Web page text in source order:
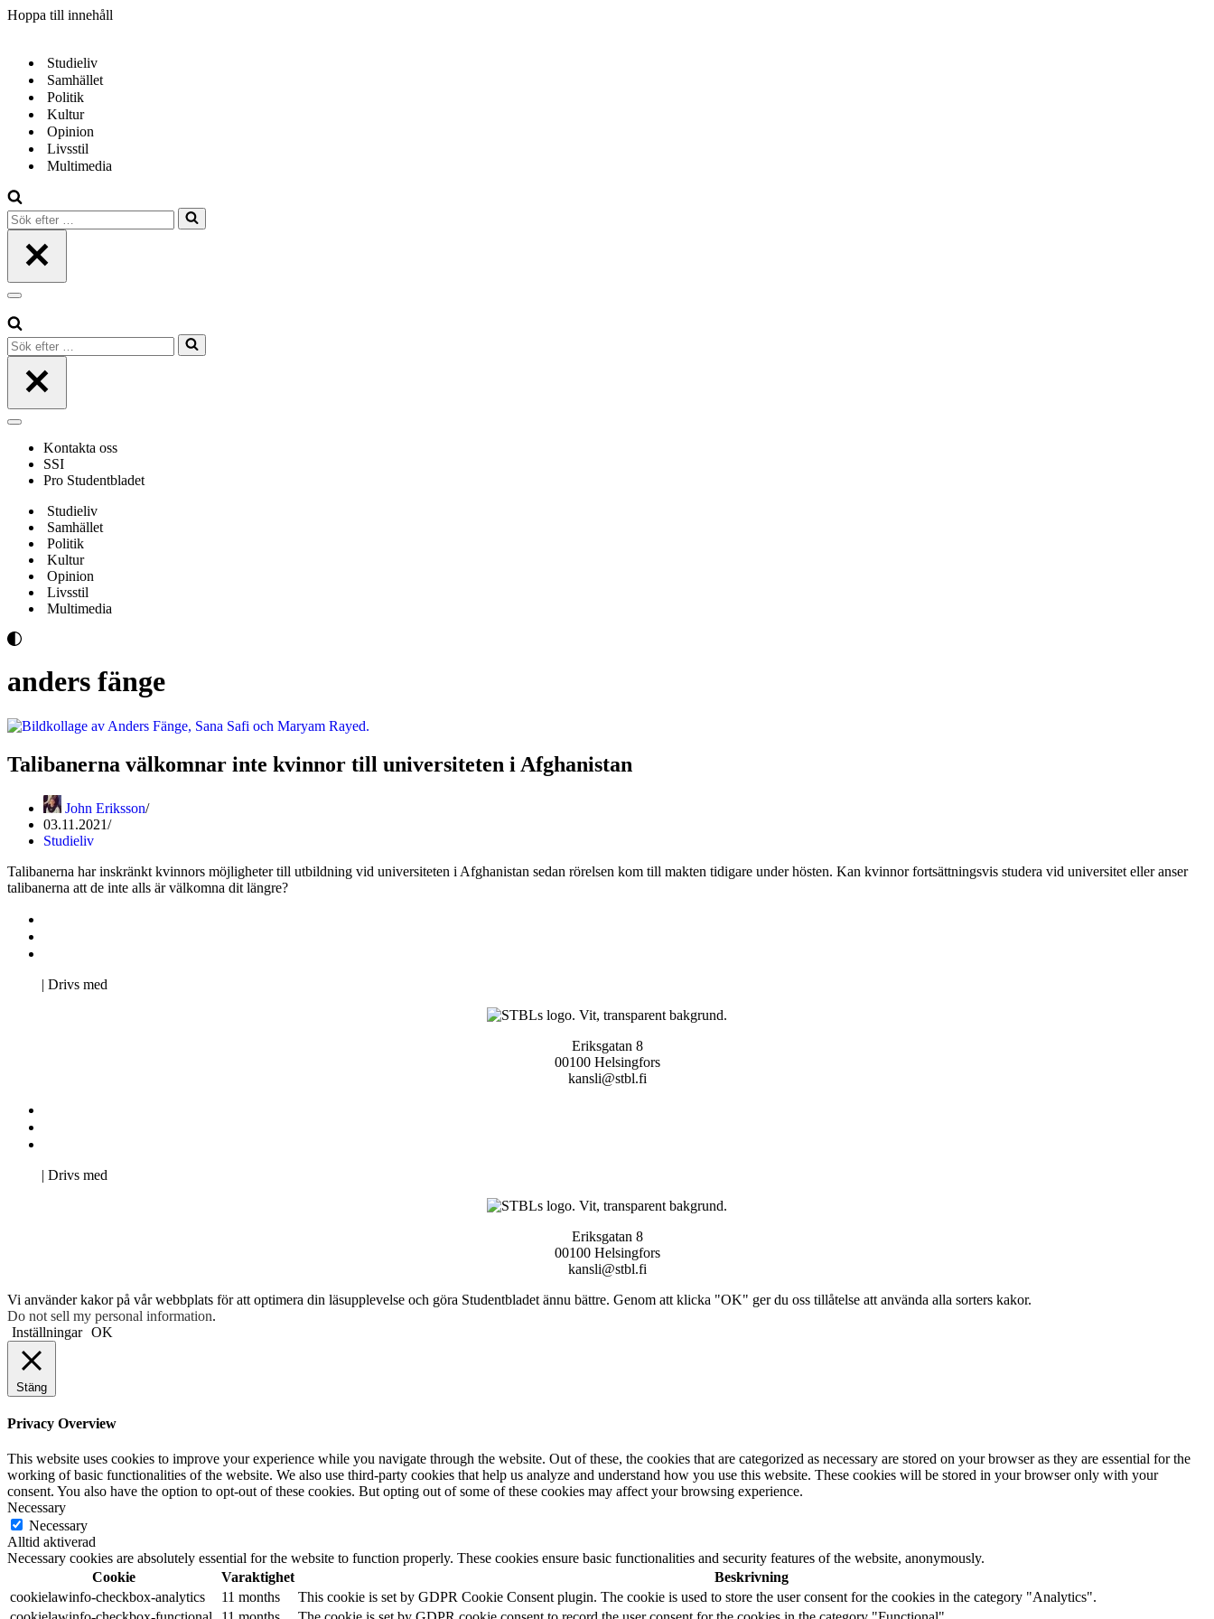
Hoppa till innehåll
Studieliv
Samhället
Politik
Kultur
Opinion
Livsstil
Multimedia
Sök
efter
Navigeringsmeny
Sök
efter
Navigeringsmeny
Kontakta oss
SSI
Pro Studentbladet
Studieliv
Samhället
Politik
Kultur
Opinion
Livsstil
Multimedia
anders fänge
Talibanerna välkomnar inte kvinnor till universiteten i Afghanistan
John Eriksson
03.11.2021
Studieliv
Talibanerna har inskränkt kvinnors möjligheter till utbildning vid universiteten i Afghanistan sedan rörelsen kom till makten tidigare under hösten. Kan kvinnor fortsättningsvis studera vid universitet eller anser
talibanerna att de inte alls är välkomna dit längre?
| Drivs med
Eriksgatan 8
00100 Helsingfors
kansli@stbl.fi
| Drivs med
Eriksgatan 8
00100 Helsingfors
kansli@stbl.fi
Vi använder kakor på vår webbplats för att optimera din läsupplevelse och göra Studentbladet ännu bättre. Genom att klicka "OK" ger du oss tillåtelse att använda alla sorters kakor.
Do not sell my personal information.
Inställningar OK
Stäng
Privacy Overview
This website uses cookies to improve your experience while you navigate through the website. Out of these, the cookies that are categorized as necessary are stored on your browser as they are essential for the
working of basic functionalities of the website. We also use third-party cookies that help us analyze and understand how you use this website. These cookies will be stored in your browser only with your
consent. You also have the option to opt-out of these cookies. But opting out of some of these cookies may affect your browsing experience.
Necessary
Necessary
Alltid aktiverad
Necessary cookies are absolutely essential for the website to function properly. These cookies ensure basic functionalities and security features of the website, anonymously.
Cookie
Varaktighet
Beskrivning
cookielawinfo-checkbox-analytics
11 months
This cookie is set by GDPR Cookie Consent plugin. The cookie is used to store the user consent for the cookies in the category "Analytics".